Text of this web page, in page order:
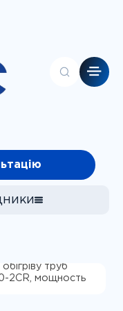
Головна
Контакти
Клієнтам
труб
2CR, мощность